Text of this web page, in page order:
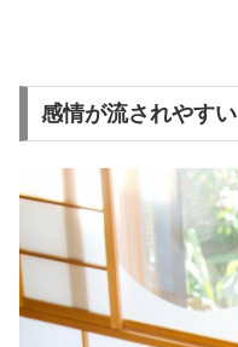
感情が流されやすい